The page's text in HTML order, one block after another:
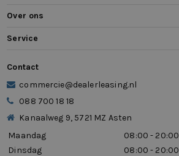
Over ons
Service
Contact
commercie@dealerleasing.nl
088 700 18 18
Kanaalweg 9, 5721 MZ Asten
Maandag
08:00 - 20:00
Dinsdag
08:00 - 20:00